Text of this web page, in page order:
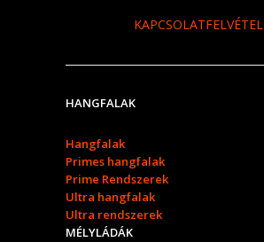
KAPCSOLATFELVÉTEL
HANGFALAK
Hangfalak
Primes hangfalak
Prime Rendszerek
Ultra hangfalak
Ultra rendszerek
MÉLYLÁDÁK